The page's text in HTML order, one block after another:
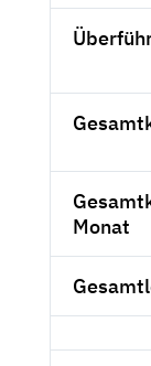
Monat